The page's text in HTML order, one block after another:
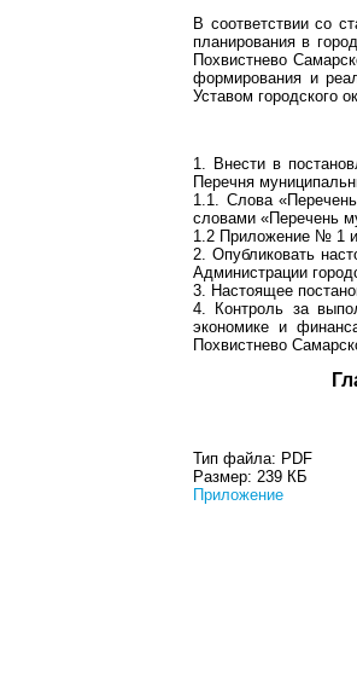
В соответствии со
планирования в
Похвистнево
формирования и
Уставом городского
1. Внести в
Перечня
1.1. Слова
словами «Перечень
1.2 Приложение № 1
2. Опубликовать
Администрации
3. Настоящее
4. Контроль за
экономике и
Похвистнево
Тип файла: PDF
Размер: 239 КБ
Приложение